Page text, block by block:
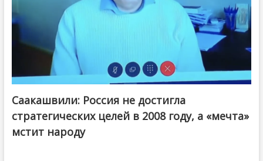
Саакашвили: Россия не достигла
стратегических целей в 2008 году, а «мечта»
мстит народу